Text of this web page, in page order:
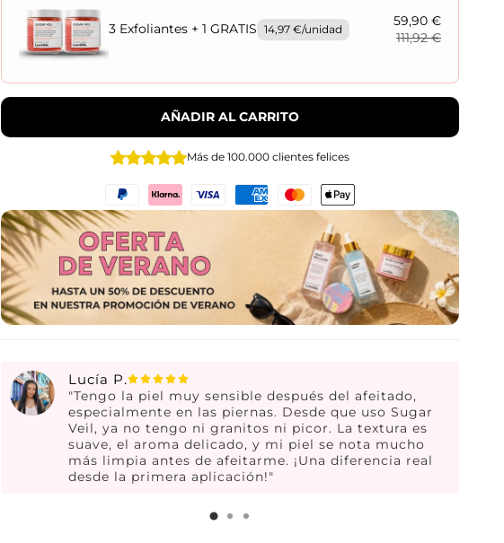
3 Exfoliantes + 1 GRATIS 14,97 €/unidad
59,90 €
111,92 €
AÑADIR AL CARRITO
Más de 100.000 clientes felices
Lucía P.
"Tengo la piel muy sensible después del afeitado,
especialmente en las piernas. Desde que uso Sugar
Veil, ya no tengo ni granitos ni picor. La textura es
suave, el aroma delicado, y mi piel se nota mucho
más limpia antes de afeitarme. ¡Una diferencia real
desde la primera aplicación!"